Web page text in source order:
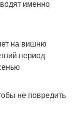
именно
на вишню
период
не повредить